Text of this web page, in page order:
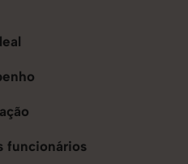
funcionários